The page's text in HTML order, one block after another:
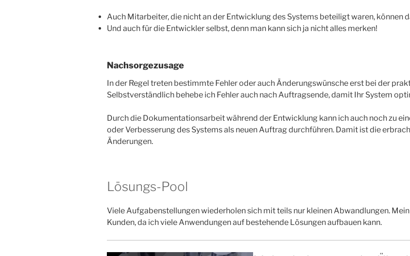
Auch Mitarbeiter, die nicht an der Entwicklung des Systems beteiligt waren, können
Und auch für die Entwickler selbst, denn man kann sich ja nicht alles merken!
Nachsorgezusage
In der Regel treten bestimmte Fehler oder auch Änderungswünsche erst bei der
Selbstverständlich behebe ich Fehler auch nach Auftragsende, damit Ihr System
Durch die Dokumentationsarbeit während der Entwicklung kann ich auch noch zu
oder Verbesserung des Systems als neuen Auftrag durchführen. Damit ist die
Änderungen.
Lösungs-Pool
Viele Aufgabenstellungen wiederholen sich mit teils nur kleinen Abwandlungen.
Kunden, da ich viele Anwendungen auf bestehende Lösungen aufbauen kann.